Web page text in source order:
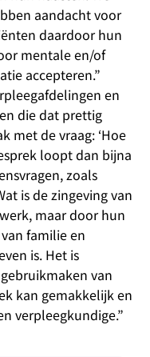
aandacht voor
daardoor hun
mentale en/of
accepteren.”
en
die dat prettig
met de vraag: ‘Hoe
loopt dan bijna
zoals
is de zingeving van
maar door hun
familie en
is. Het is
van
kan gemakkelijk en
verpleegkundige.”